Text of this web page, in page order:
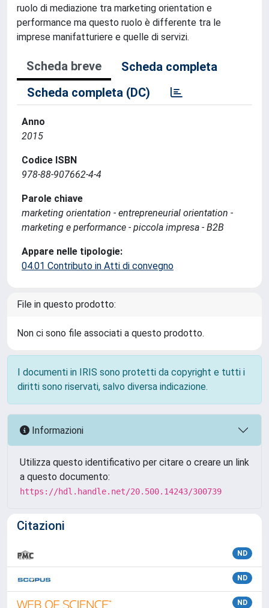
ruolo di mediazione tra marketing orientation e
performance ma questo ruolo è differente tra le
imprese manifatturiere e quelle di servizi.
Scheda breve
Scheda completa
Scheda completa (DC)
Anno
2015
Codice ISBN
978-88-907662-4-4
Parole chiave
marketing orientation - entrepreneurial orientation -
marketing e performance - piccola impresa - B2B
Appare nelle tipologie:
04.01 Contributo in Atti di convegno
File in questo prodotto:
Non ci sono file associati a questo prodotto.
I documenti in IRIS sono protetti da copyright e tutti i
diritti sono riservati, salvo diversa indicazione.
Informazioni
Utilizza questo identificativo per citare o creare un link
a questo documento:
https://hdl.handle.net/20.500.14243/300739
Citazioni
ND
ND
ND